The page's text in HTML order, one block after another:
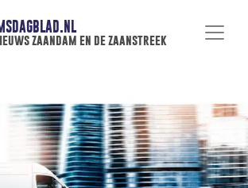
zaandam en de zaanstreek